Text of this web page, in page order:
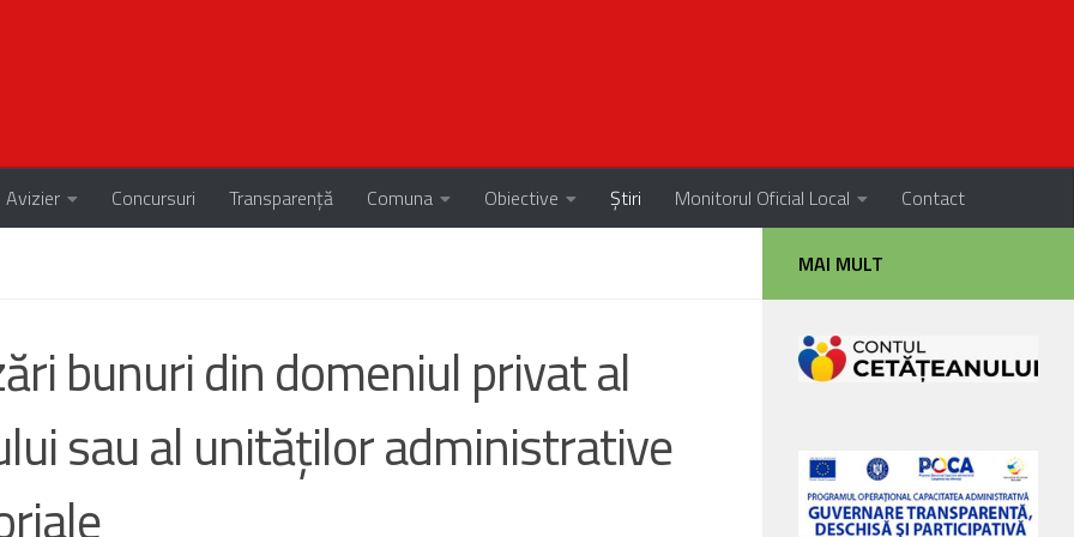
Avizier Concursuri Transparență Comuna Obiective Știri Monitorul Oficial Local Contact
bunuri din domeniul privat al
sau al unităților administrative
MAI MULT